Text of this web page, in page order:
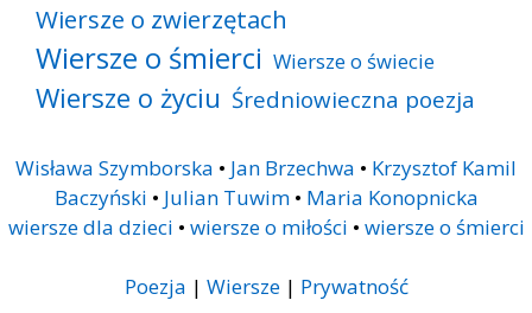
Wiersze o zwierzętach
Wiersze o śmierci Wiersze o świecie
Wiersze o życiu Średniowieczna poezja
Wisława Szymborska • Jan Brzechwa • Krzysztof Kamil
Baczyński • Julian Tuwim• Maria Konopnicka
wiersze dla dzieci • wiersze o miłości • wiersze o śmierci
Poezja | Wiersze| Prywatność